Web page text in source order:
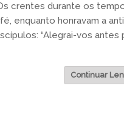
crentes durante os
enquanto honravam a
“Alegrai-vos antes
Continuar